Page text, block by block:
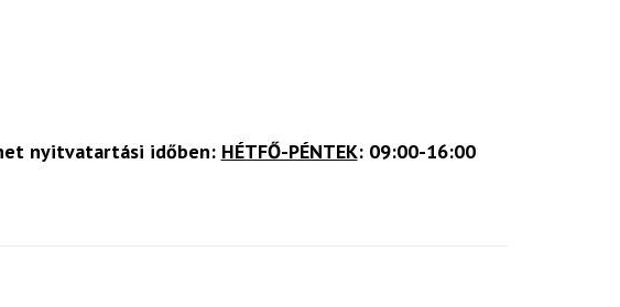
nyitvatartási időben: HÉTFŐ-PÉNTEK: 09:00-16:00